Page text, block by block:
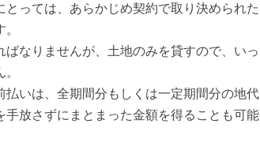
っては、あらかじめ契約で取り決められた
なりませんが、土地のみを貸すので、いっ
いは、全期間分もしくは一定期間分の地代
放さずにまとまった金額を得ることも可能